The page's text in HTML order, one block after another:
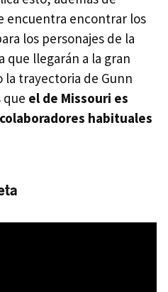
encuentra encontrar los
los personajes de la
que llegarán a la gran
la trayectoria de Gunn
que el de Missouri es
habituales